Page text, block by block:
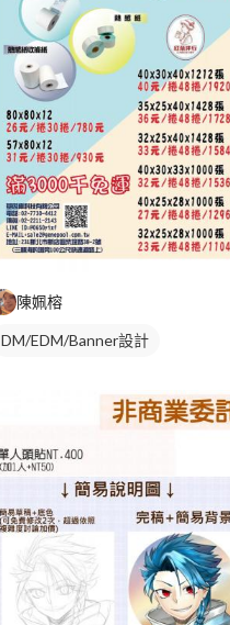
陳姵榕
DM/EDM/Banner設計